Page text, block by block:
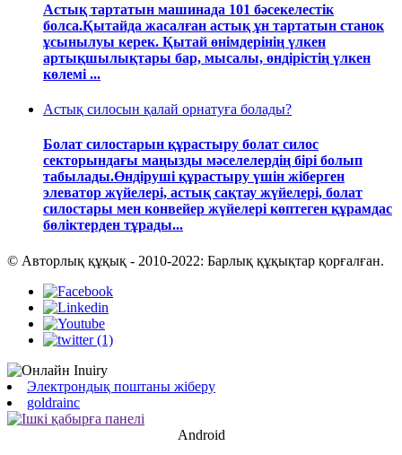
Астық тартатын машинада 101 бәсекелестік
болса.Қытайда жасалған астық ұн тартатын станок
ұсынылуы керек. Қытай өнімдерінің үлкен
артықшылықтары бар, мысалы, өндірістің үлкен
көлемі ...
Астық силосын қалай орнатуға болады?
Болат силостарын құрастыру болат силос
секторындағы маңызды мәселелердің бірі болып
табылады.Өндіруші құрастыру үшін жіберген
элеватор жүйелері, астық сақтау жүйелері, болат
силостары мен конвейер жүйелері көптеген құрамдас
бөліктерден тұрады...
© Авторлық құқық - 2010-2022: Барлық құқықтар қорғалған.
Электрондық поштаны жіберу
goldrainc
Android